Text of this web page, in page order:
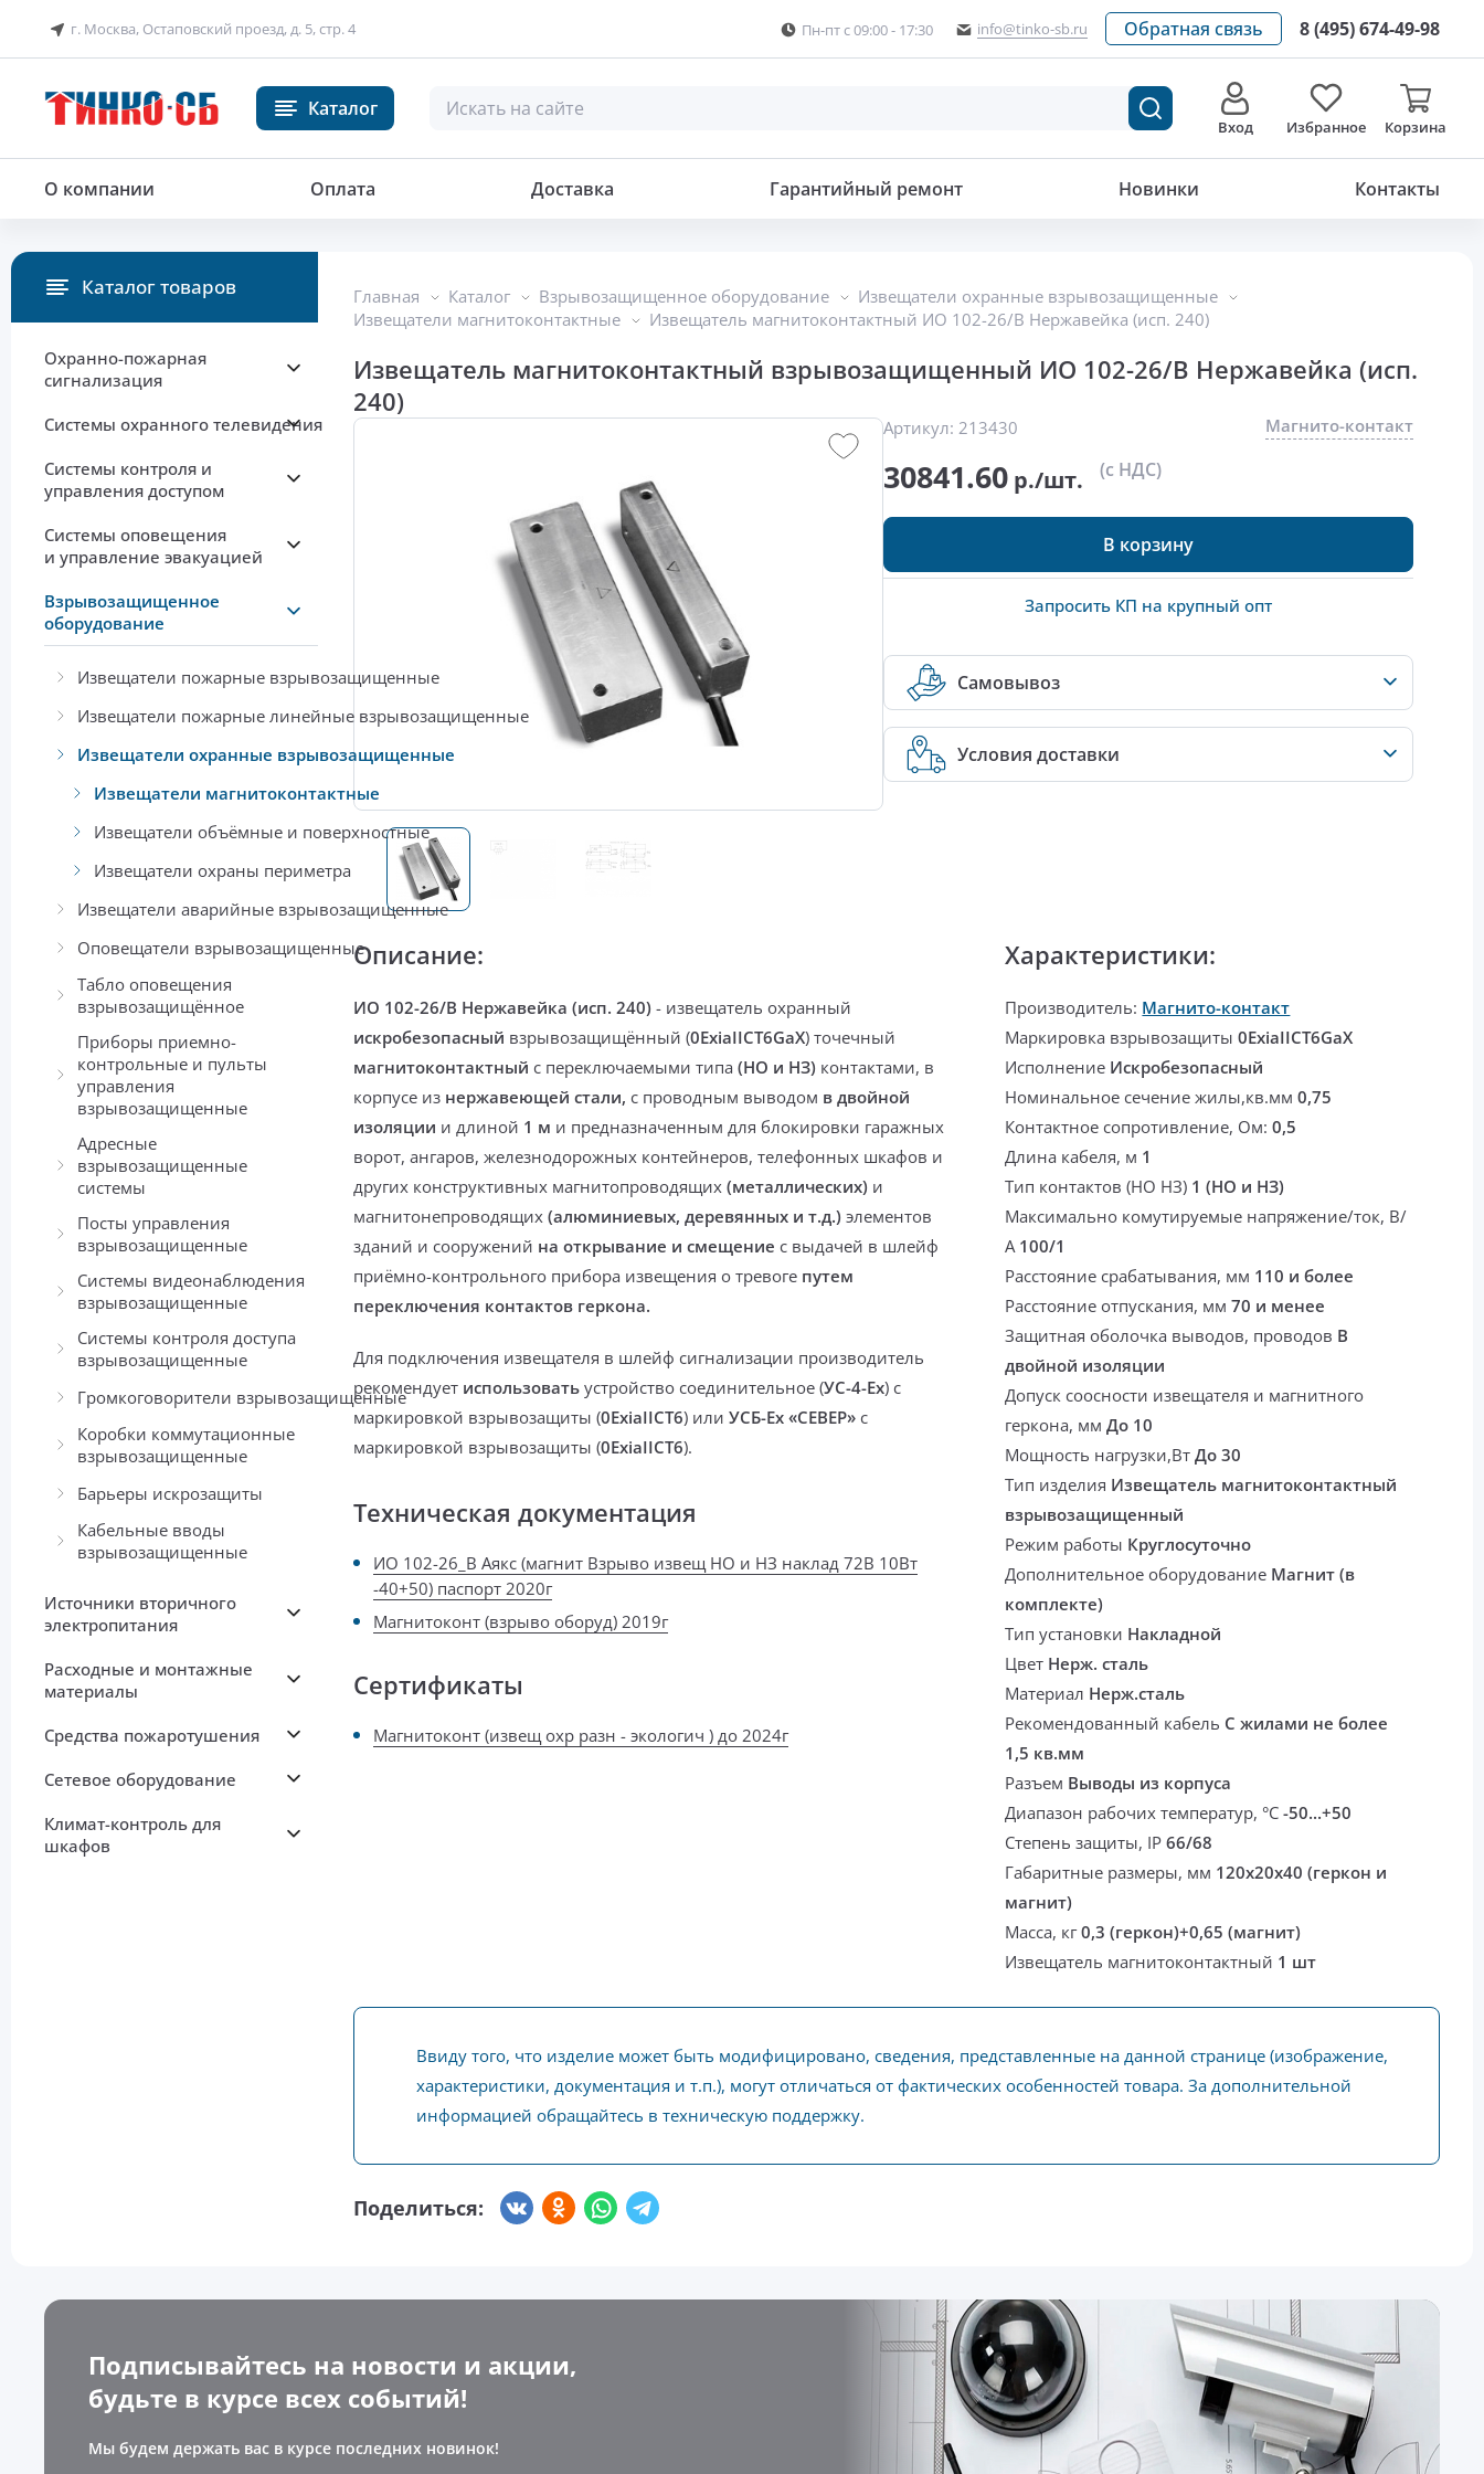
г. Москва, Остаповский проезд, д. 5, стр. 4 Пн-пт с 09:00 - 17:30 info@tinko-sb.ru Обратная связь 8 (495) 674-49-98
Каталог
Вход Избранное Корзина
О компании Оплата Доставка Гарантийный ремонт Новинки Контакты
Главная Каталог Взрывозащищенное оборудование
Извещатели охранные взрывозащищенные
Извещатели магнитоконтактные
Извещатель магнитоконтактный ИО 102-26/В Нержавейка (исп. 240)
Извещатель магнитоконтактный взрывозащищенный ИО 102-26/В Нержавейка (исп.
240)
Артикул: 213430 Магнито-контакт
30841.60 р./шт. (с НДС)
В корзину
Запросить КП на крупный опт
Самовывоз
Условия доставки
Характеристики:
Производитель: Магнито-контакт
Маркировка взрывозащиты0ExiaIICT6GaX
Исполнение Искробезопасный
Номинальное сечение жилы,кв.мм0,75
Контактное сопротивление, Ом:0,5
Длина кабеля, м 1
Тип контактов (НО НЗ) 1 (НО и НЗ)
Максимально комутируемые напряжение/ток, В/
А 100/1
Расстояние срабатывания, мм 110 и более
Расстояние отпускания, мм70 и менее
Защитная оболочка выводов, проводов В
двойной изоляции
Допуск соосности извещателя и магнитного
геркона, ммДо 10
Мощность нагрузки,ВтДо 30
Тип изделия Извещатель магнитоконтактный
взрывозащищенный
Режим работы Круглосуточно
Дополнительное оборудование Магнит (в
комплекте)
Тип установки Накладной
Цвет Нерж. сталь
Материал Нерж.сталь
Рекомендованный кабель С жилами не более
1,5 кв.мм
Разъем Выводы из корпуса
Диапазон рабочих температур, °С-50...+50
Степень защиты, IP66/68
Габаритные размеры, мм 120х20х40 (геркон и
магнит)
Масса, кг0,3 (геркон)+0,65 (магнит)
Извещатель магнитоконтактный 1 шт
Описание:
ИО 102-26/В Нержавейка (исп. 240) - извещатель охранный
искробезопасный взрывозащищённый (0ExiaIICT6GaX) точечный
магнитоконтактный с переключаемыми типа (НО и НЗ) контактами, в
корпусе из нержавеющей стали, с проводным выводом в двойной
изоляции и длиной 1 м и предназначенным для блокировки гаражных
ворот, ангаров, железнодорожных контейнеров, телефонных шкафов и
других конструктивных магнитопроводящих (металлических) и
магнитонепроводящих (алюминиевых, деревянных и т.д.) элементов
зданий и сооружений на открывание и смещение с выдачей в шлейф
приёмно-контрольного прибора извещения о тревоге путем
переключения контактов геркона.
Для подключения извещателя в шлейф сигнализации производитель
рекомендует использовать устройство соединительное (УС-4-Ех) с
маркировкой взрывозащиты (0ExiaIICT6) или УСБ-Ех «СЕВЕР» с
маркировкой взрывозащиты (0ExiaIICT6).
Техническая документация
ИО 102-26_В Аякс (магнит Взрыво извещ НО и НЗ наклад 72В 10Вт
-40+50) паспорт 2020г
Магнитоконт (взрыво оборуд) 2019г
Сертификаты
Магнитоконт (извещ охр разн - экологич ) до 2024г
Ввиду того, что изделие может быть модифицировано, сведения, представленные на данной странице (изображение,
характеристики, документация и т.п.), могут отличаться от фактических особенностей товара. За дополнительной
информацией обращайтесь в техническую поддержку.
Поделиться:
Каталог товаров
Охранно-пожарная
сигнализация
Системы охранного телевидения
Системы контроля и
управления доступом
Системы оповещения
и управление эвакуацией
Взрывозащищенное
оборудование
Извещатели пожарные взрывозащищенные
Извещатели пожарные линейные взрывозащищенные
Извещатели охранные взрывозащищенные
Извещатели магнитоконтактные
Извещатели объёмные и поверхностные
Извещатели охраны периметра
Извещатели аварийные взрывозащищенные
Оповещатели взрывозащищенные
Табло оповещения
взрывозащищённое
Приборы приемно-
контрольные и пульты
управления
взрывозащищенные
Адресные
взрывозащищенные
системы
Посты управления
взрывозащищенные
Системы видеонаблюдения
взрывозащищенные
Системы контроля доступа
взрывозащищенные
Громкоговорители взрывозащищенные
Коробки коммутационные
взрывозащищенные
Барьеры искрозащиты
Кабельные вводы
взрывозащищенные
Источники вторичного
электропитания
Расходные и монтажные
материалы
Средства пожаротушения
Сетевое оборудование
Климат-контроль для
шкафов
30 841.60р./шт.
Подписывайтесь на новости и акции,
будьте в курсе всех событий!
Мы будем держать вас в курсе последних новинок!